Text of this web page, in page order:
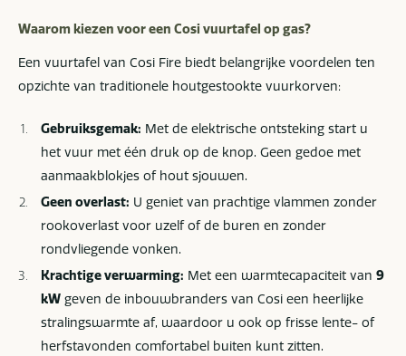
Waarom kiezen voor een Cosi vuurtafel op gas?
Een vuurtafel van Cosi Fire biedt belangrijke voordelen ten
opzichte van traditionele houtgestookte vuurkorven:
Gebruiksgemak: Met de elektrische ontsteking start u
het vuur met één druk op de knop. Geen gedoe met
aanmaakblokjes of hout sjouwen.
Geen overlast: U geniet van prachtige vlammen zonder
rookoverlast voor uzelf of de buren en zonder
rondvliegende vonken.
Krachtige verwarming: Met een warmtecapaciteit van 9
kW geven de inbouwbranders van Cosi een heerlijke
stralingswarmte af, waardoor u ook op frisse lente- of
herfstavonden comfortabel buiten kunt zitten.